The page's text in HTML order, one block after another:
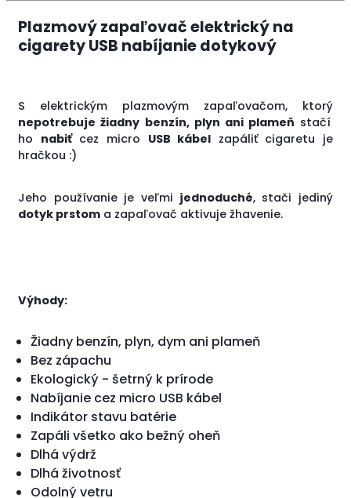
Plazmový zapaľovač elektrický na
cigarety USB nabíjanie dotykový
S elektrickým plazmovým zapaľovačom, ktorý
nepotrebuje žiadny benzín, plyn ani plameň stačí
ho nabiťcez micro USB kábel zapáliť cigaretu je
hračkou :)
Jeho používanie je veľmi jednoduché, stači jediný
dotyk prstom a zapaľovač aktivuje žhavenie.
Výhody:
Žiadny benzín, plyn, dym ani plameň
Bez zápachu
Ekologický - šetrný k prírode
Nabíjanie cez micro USB kábel
Indikátor stavu batérie
Zapáli všetko ako bežný oheň
Dlhá výdrž
Dlhá životnosť
Odolný vetru